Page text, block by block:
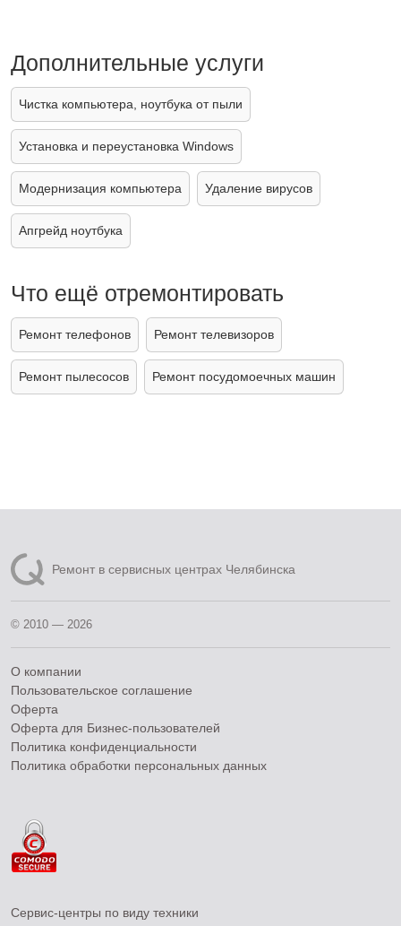
Дополнительные услуги
Чистка компьютера, ноутбука от пыли
Установка и переустановка Windows
Модернизация компьютера Удаление вирусов
Апгрейд ноутбука
Что ещё отремонтировать
Ремонт телефонов Ремонт телевизоров
Ремонт пылесосов Ремонт посудомоечных машин
Ремонт в сервисных центрах Челябинска
© 2010 — 2026
О компании
Пользовательское соглашение
Оферта
Оферта для Бизнес-пользователей
Политика конфиденциальности
Политика обработки персональных данных
Сервис-центры по виду техники